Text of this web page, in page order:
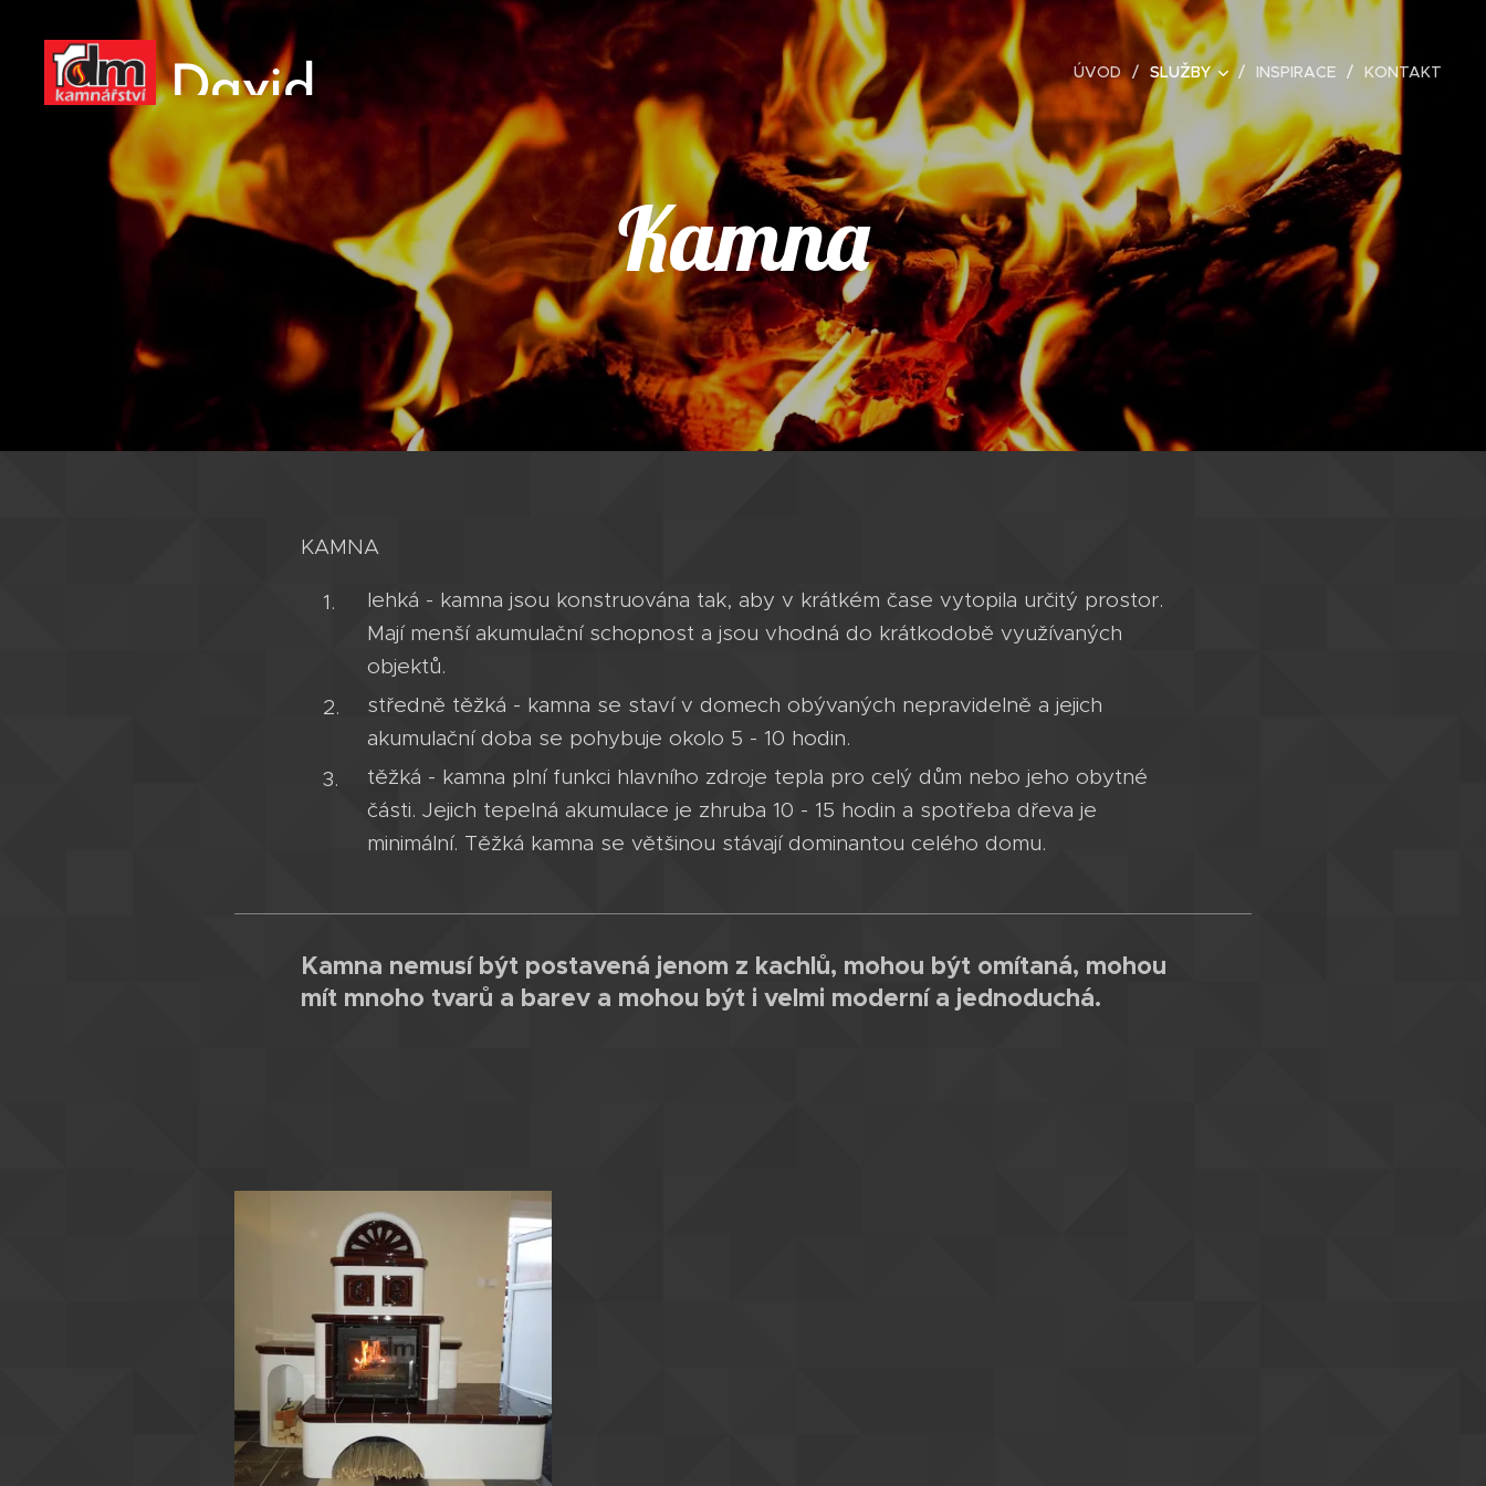
David
Mildorf
ÚVOD SLUŽBY INSPIRACE KONTAKT
Kamna
KAMNA
lehká - kamna jsou konstruována tak, aby v krátkém čase vytopila určitý prostor.
Mají menší akumulační schopnost a jsou vhodná do krátkodobě využívaných
objektů.
středně těžká - kamna se staví v domech obývaných nepravidelně a jejich
akumulační doba se pohybuje okolo 5 - 10 hodin.
těžká - kamna plní funkci hlavního zdroje tepla pro celý dům nebo jeho obytné
části. Jejich tepelná akumulace je zhruba 10 - 15 hodin a spotřeba dřeva je
minimální. Těžká kamna se většinou stávají dominantou celého domu.
Kamna nemusí být postavená jenom z kachlů, mohou být omítaná, mohou
mít mnoho tvarů a barev a mohou být i velmi moderní a jednoduchá.